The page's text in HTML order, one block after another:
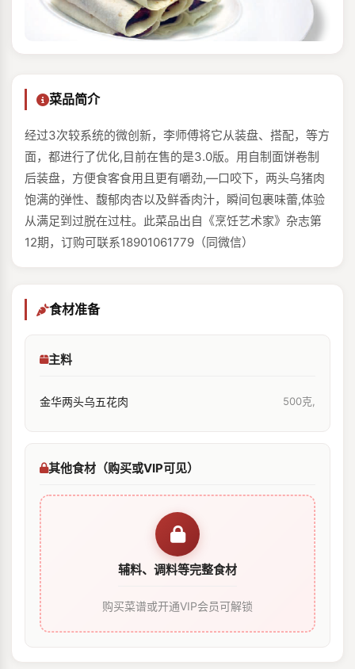
菜品简介
经过3次较系统的微创新，李师傅将它从装盘、搭配，等方
面，都进行了优化,目前在售的是3.0版。用自制面饼卷制
后装盘，方便食客食用且更有嚼劲,—口咬下，两头乌猪肉
饱满的弹性、馥郁肉杏以及鲜香肉汁，瞬间包裹味蕾,体验
从满足到过脱在过柱。此菜品出自《烹饪艺术家》杂志第
12期，订购可联系18901061779（同微信）
食材准备
主料
金华两头乌五花肉 500克,
其他食材（购买或VIP可见）
辅料、调料等完整食材
购买菜谱或开通VIP会员可解锁